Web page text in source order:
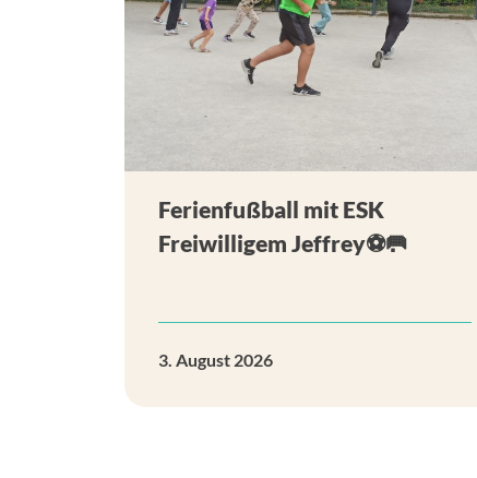
Ferienfußball mit ESK
Freiwilligem Jeffrey⚽🥅
3. August 2026